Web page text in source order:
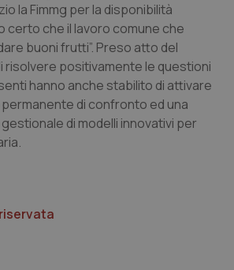
la Fimmg per la disponibilità
certo che il lavoro comune che
buoni frutti”. Preso atto del
risolvere positivamente le questioni
hanno anche stabilito di attivare
di confronto ed una
di modelli innovativi per